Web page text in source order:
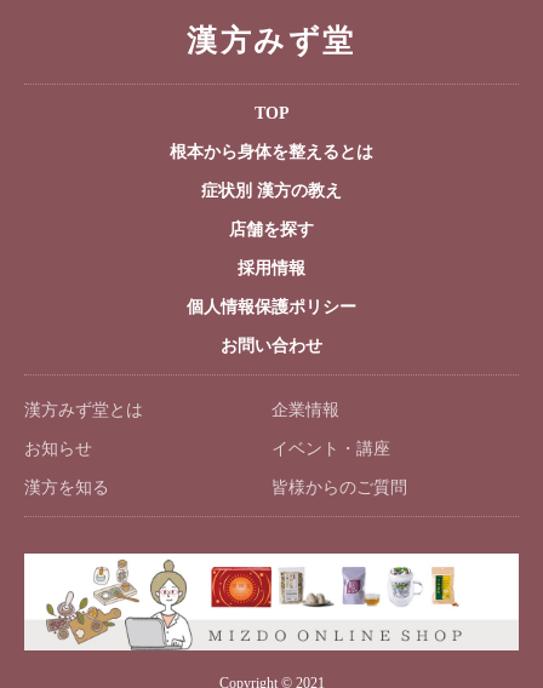
漢方みず堂
TOP
根本から身体を整えるとは
症状別 漢方の教え
店舗を探す
採用情報
個人情報保護ポリシー
お問い合わせ
漢方みず堂とは 企業情報
お知らせ イベント・講座
漢方を知る 皆様からのご質問
Copyright © 2021